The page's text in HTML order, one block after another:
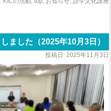
ました（2025年10月3日）
投稿日: 2025年11月3日